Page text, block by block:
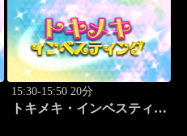
15:30-15:50 20分
トキメキ・インベスティン